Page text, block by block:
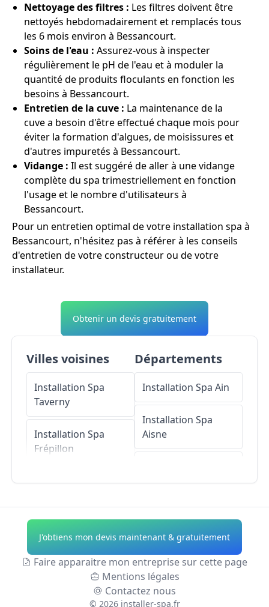
Nettoyage des filtres : Les filtres doivent être
nettoyés hebdomadairement et remplacés tous
les 6 mois environ à Bessancourt.
Soins de l'eau : Assurez-vous à inspecter
régulièrement le pH de l'eau et à moduler la
quantité de produits floculants en fonction les
besoins à Bessancourt.
Entretien de la cuve : La maintenance de la
cuve a besoin d'être effectué chaque mois pour
éviter la formation d'algues, de moisissures et
d'autres impuretés à Bessancourt.
Vidange : Il est suggéré de aller à une vidange
complète du spa trimestriellement en fonction
l'usage et le nombre d'utilisateurs à
Bessancourt.
Pour un entretien optimal de votre installation spa à
Bessancourt, n'hésitez pas à référer à les conseils
d'entretien de votre constructeur ou de votre
installateur.
Obtenir un devis gratuitement
Villes voisines
Installation Spa
Taverny
Installation Spa
Frépillon
Installation Spa
Saint-Leu-la-Forêt
Installation Spa
Béthemont-la-Forêt
Départements
Installation Spa Ain
Installation Spa
Aisne
Allier
Provence
Installation Spa
Hautes-Alpes
J'obtiens mon devis maintenant & gratuitement
Faire apparaitre mon entreprise sur cette page
Mentions légales
Contactez nous
© 2026 installer-spa.fr